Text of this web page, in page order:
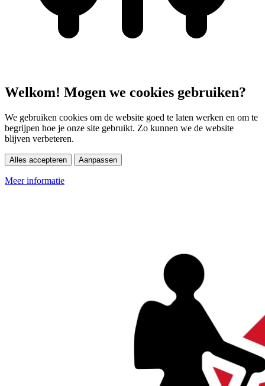
Welkom! Mogen we cookies gebruiken?
We gebruiken cookies om de website goed te laten werken en om te
begrijpen hoe je onze site gebruikt. Zo kunnen we de website
blijven verbeteren.
Alles accepteren Aanpassen
Meer informatie